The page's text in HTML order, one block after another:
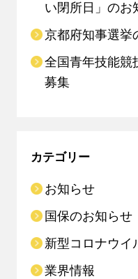
い閉所日」のお
京都府知事選挙
全国青年技能競
募集
カテゴリー
お知らせ
国保のお知らせ
新型コロナウイ
業界情報